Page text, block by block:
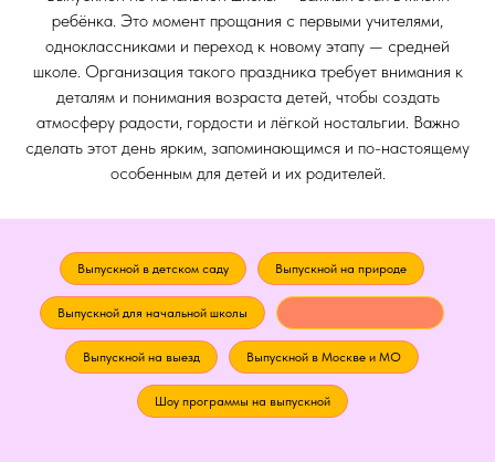
ребёнка. Это момент прощания с первыми учителями,
одноклассниками и переход к новому этапу — средней
школе. Организация такого праздника требует внимания к
деталям и понимания возраста детей, чтобы создать
атмосферу радости, гордости и лёгкой ностальгии. Важно
сделать этот день ярким, запоминающимся и по-настоящему
особенным для детей и их родителей.
Выпускной в детском саду Выпускной на природе
Выпускной для начальной школы
Выпускной на выезд Выпускной в Москве и МО
Шоу программы на выпускной
ТРЕНД ВЕЧЕРИНКА
Измерим громкость шумомером
Проведем самые крутые
челленджи
тренды
Изучим иммерсивный ритм
Джаст-дэнсим